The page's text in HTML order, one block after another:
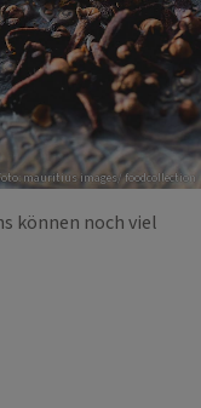
mauritius images/ foodcollection
können noch viel